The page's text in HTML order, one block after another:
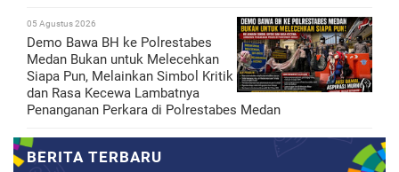
05 Agustus 2026
Demo Bawa BH ke Polrestabes
Medan Bukan untuk Melecehkan
Siapa Pun, Melainkan Simbol Kritik
dan Rasa Kecewa Lambatnya
Penanganan Perkara di Polrestabes Medan